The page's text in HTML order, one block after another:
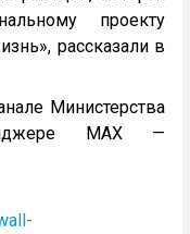
проекту
рассказали в
Министерства
MAX —